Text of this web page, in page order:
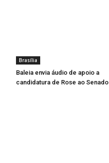
Brasília
Baleia envia áudio de apoio a
candidatura de Rose ao Senado